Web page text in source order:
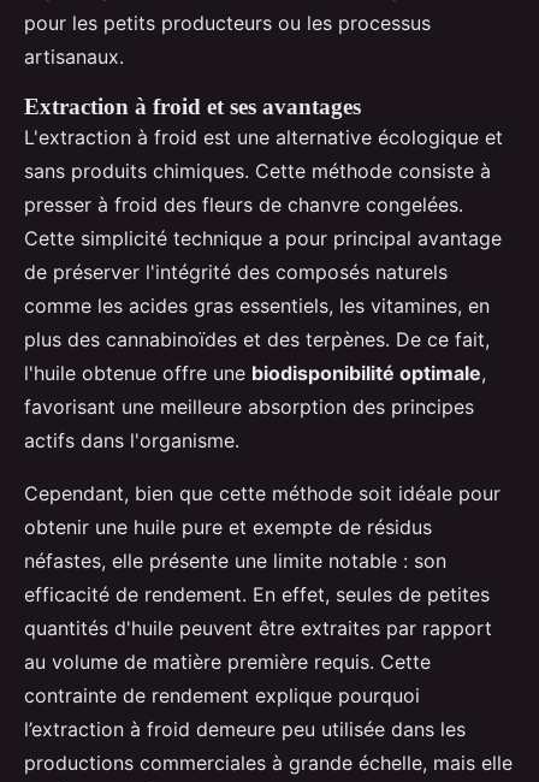
pour les petits producteurs ou les processus
artisanaux.
Extraction à froid et ses avantages
L'extraction à froid est une alternative écologique et
sans produits chimiques. Cette méthode consiste à
presser à froid des fleurs de chanvre congelées.
Cette simplicité technique a pour principal avantage
de préserver l'intégrité des composés naturels
comme les acides gras essentiels, les vitamines, en
plus des cannabinoïdes et des terpènes. De ce fait,
l'huile obtenue offre une biodisponibilité optimale,
favorisant une meilleure absorption des principes
actifs dans l'organisme.
Cependant, bien que cette méthode soit idéale pour
obtenir une huile pure et exempte de résidus
néfastes, elle présente une limite notable : son
efficacité de rendement. En effet, seules de petites
quantités d'huile peuvent être extraites par rapport
au volume de matière première requis. Cette
contrainte de rendement explique pourquoi
l’extraction à froid demeure peu utilisée dans les
productions commerciales à grande échelle, mais elle